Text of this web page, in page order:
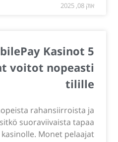
אוק 08, 2025
Kasinot
voitot nopeasti
tilille
rahansiirroista ja
suoraviivaista tapaa
Monet pelaajat